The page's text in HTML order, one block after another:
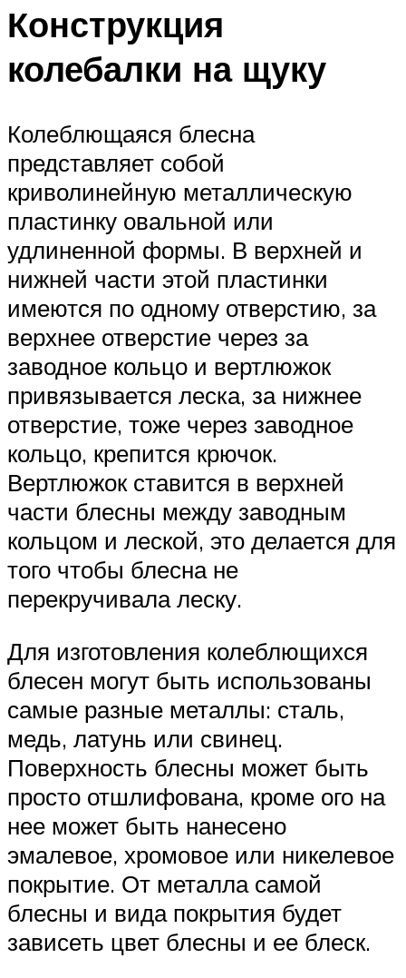
Конструкция
колебалки на щуку
Колеблющаяся блесна
представляет собой
криволинейную металлическую
пластинку овальной или
удлиненной формы. В верхней и
нижней части этой пластинки
имеются по одному отверстию, за
верхнее отверстие через за
заводное кольцо и вертлюжок
привязывается леска, за нижнее
отверстие, тоже через заводное
кольцо, крепится крючок.
Вертлюжок ставится в верхней
части блесны между заводным
кольцом и леской, это делается для
того чтобы блесна не
перекручивала леску.
Для изготовления колеблющихся
блесен могут быть использованы
самые разные металлы: сталь,
медь, латунь или свинец.
Поверхность блесны может быть
просто отшлифована, кроме ого на
нее может быть нанесено
эмалевое, хромовое или никелевое
покрытие. От металла самой
блесны и вида покрытия будет
зависеть цвет блесны и ее блеск.